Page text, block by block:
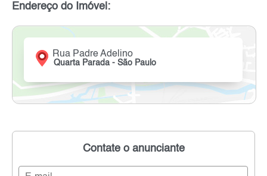
Endereço do Imóvel:
Rua Padre Adelino
Quarta Parada - São Paulo
Contate o anunciante